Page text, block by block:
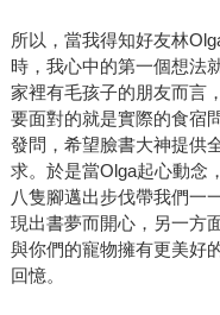
所以，當我得知好友林
時，我心中的第一個想法
家裡有毛孩子的朋友而言
要面對的就是實際的食宿
發問，希望臉書大神提供
求。於是當Olga起心動念
八隻腳邁出步伐帶我們一
現出書夢而開心，另一方
與你們的寵物擁有更美好
回憶。